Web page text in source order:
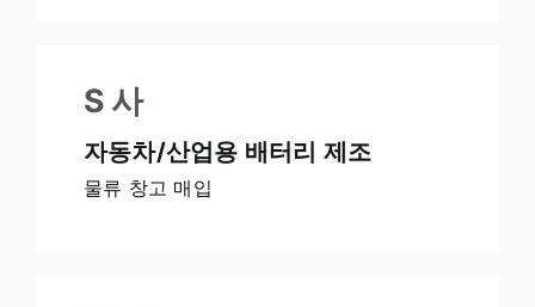
S 사
자동차/산업용 배터리 제조
물류 창고 매입